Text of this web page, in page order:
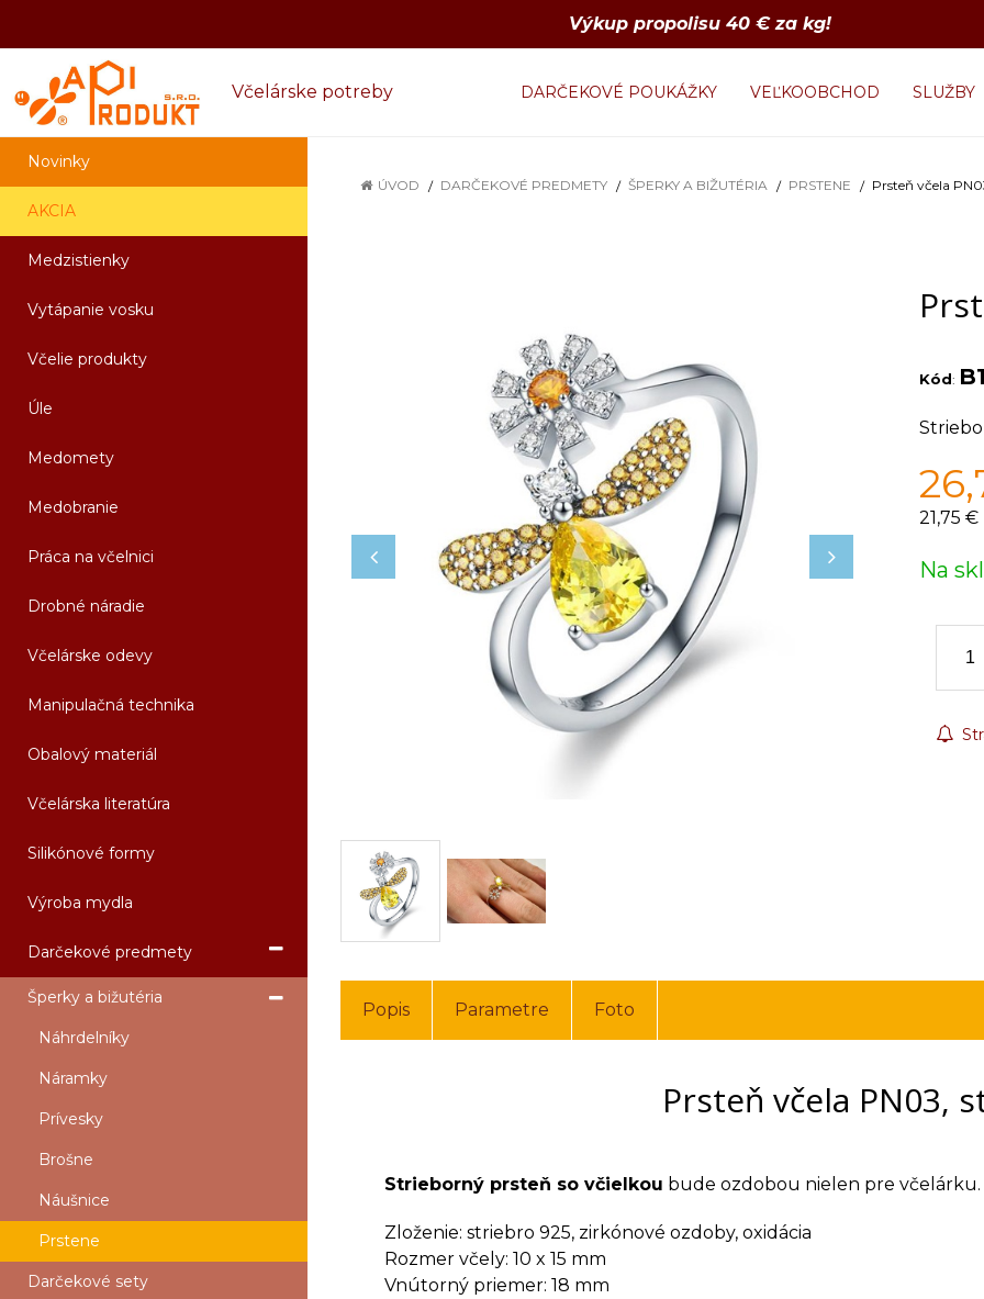
Výkup propolisu 40 € za kg!
Včelárske potreby DARČEKOVÉ POUKÁŽKY VEĽKOOBCHOD SLUŽBY
Novinky
AKCIA
Medzistienky
Vytápanie vosku
Včelie produkty
Úle
Medomety
Medobranie
Práca na včelnici
Drobné náradie
Včelárske odevy
Manipulačná technika
Obalový materiál
Včelárska literatúra
Silikónové formy
Výroba mydla
Darčekové predmety
Šperky a bižutéria
Náhrdelníky
Náramky
Prívesky
Brošne
Náušnice
Prstene
Darčekové sety
ÚVOD DARČEKOVÉ PREDMETY ŠPERKY A BIŽUTÉRIA PRSTENE Prsteň včela
Kód:
21,75 €
Na
Popis Parametre Foto
Prsteň včela PN03,
Strieborný prsteň so včielkou bude ozdobou nielen pre včelárku.
Zloženie: striebro 925, zirkónové ozdoby, oxidácia
Rozmer včely: 10 x 15 mm
Vnútorný priemer: 18 mm